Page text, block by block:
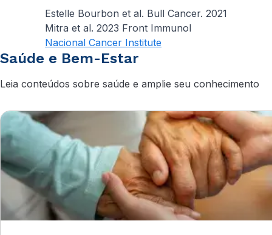
Estelle Bourbon et al. Bull Cancer. 2021
Mitra et al. 2023 Front Immunol
Nacional Cancer Institute
Saúde e Bem-Estar
Leia conteúdos sobre saúde e amplie seu conhecimento